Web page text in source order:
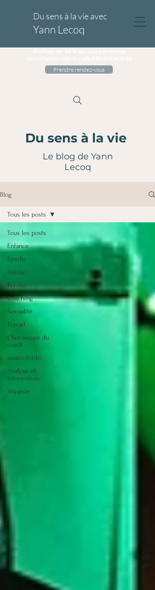
Du sens à la vie avec
Yann Lecoq
Prendre rendez-vous
Du sens à la vie
Le blog de Yann
Lecoq
Blog
Tous les posts
Enfance
Famille
Amour
Psycho
Coaching
Sexualité
Travail
L'horoscope du
coach
neuro-libido
Analyse et
information
Voyance
Tous les posts